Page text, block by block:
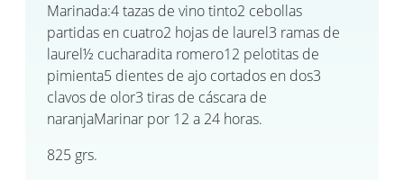
Marinada:4 tazas de vino tinto2 cebollas
partidas en cuatro2 hojas de laurel3 ramas de
laurel½ cucharadita romero12 pelotitas de
pimienta5 dientes de ajo cortados en dos3
clavos de olor3 tiras de cáscara de
naranjaMarinar por 12 a 24 horas.
825 grs.